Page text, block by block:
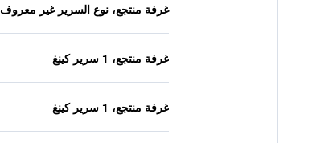
غرفة منتجع، نوع السرير غير معروف
غرفة منتجع، 1 سرير كينغ
غرفة منتجع، 1 سرير كينغ